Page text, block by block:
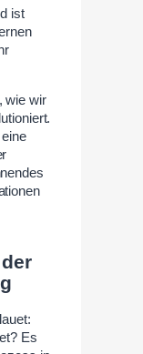
ist
wie wir
Es